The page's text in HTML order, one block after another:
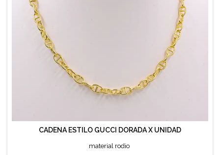
CADENA ESTILO GUCCI DORADA X UNIDAD
material rodio